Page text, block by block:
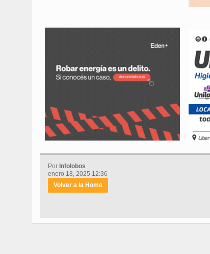
Por Infolobos
enero 18, 2025 12:36
Volver a la Home